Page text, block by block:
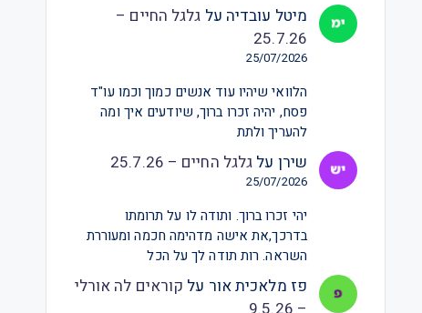
מיטל עובדיה על גלגל החיים –
25.7.26
25/07/2026
הלוואי שיהיו עוד אנשים כמוך וכמו עו"ד
פסח, יהיה זכרו ברוך, שיודעים איך ומה
להעריך ולתת
שירן על גלגל החיים – 25.7.26
25/07/2026
יהי זכרו ברוך. ותודה לו על תרומתו
בדרכך,את אישה מדהימה חכמה ומעוררת
השראה. רות תודה לך על הכל
פז מלאכית אור על קוראים לה אורלי